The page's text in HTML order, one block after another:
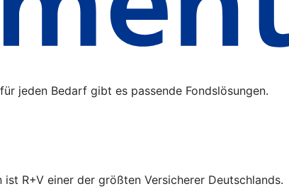
jeden Bedarf gibt es passende Fondslösungen.
R+V einer der größten Versicherer Deutschlands.